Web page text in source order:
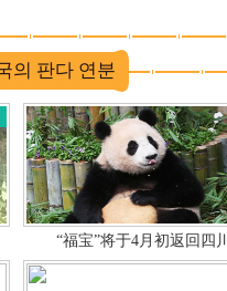
의 판다 연분
“福宝”将于4月初返回四